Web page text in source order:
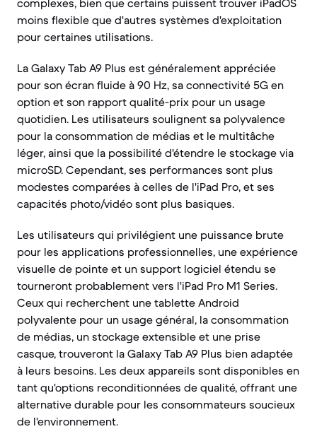
complexes, bien que certains puissent trouver iPadOS
moins flexible que d'autres systèmes d'exploitation
pour certaines utilisations.
La Galaxy Tab A9 Plus est généralement appréciée
pour son écran fluide à 90 Hz, sa connectivité 5G en
option et son rapport qualité-prix pour un usage
quotidien. Les utilisateurs soulignent sa polyvalence
pour la consommation de médias et le multitâche
léger, ainsi que la possibilité d'étendre le stockage via
microSD. Cependant, ses performances sont plus
modestes comparées à celles de l'iPad Pro, et ses
capacités photo/vidéo sont plus basiques.
Les utilisateurs qui privilégient une puissance brute
pour les applications professionnelles, une expérience
visuelle de pointe et un support logiciel étendu se
tourneront probablement vers l'iPad Pro M1 Series.
Ceux qui recherchent une tablette Android
polyvalente pour un usage général, la consommation
de médias, un stockage extensible et une prise
casque, trouveront la Galaxy Tab A9 Plus bien adaptée
à leurs besoins. Les deux appareils sont disponibles en
tant qu'options reconditionnées de qualité, offrant une
alternative durable pour les consommateurs soucieux
de l'environnement.